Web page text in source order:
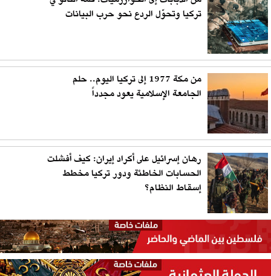
تركيا وتحوّل الردع نحو حرب البيانات
من مكة 1977 إلى تركيا اليوم.. حلم
الجامعة الإسلامية يعود مجدداً
رهان إسرائيل على أكراد إيران: كيف أفشلت
الحسابات الخاطئة ودور تركيا مخطط
إسقاط النظام؟